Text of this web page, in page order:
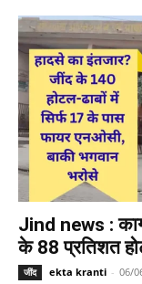
Jind news :
के 88 प्रतिशत
जींद ekta kranti - 06/